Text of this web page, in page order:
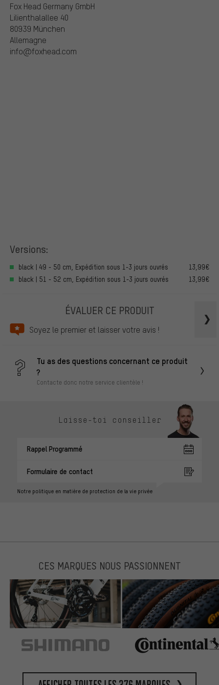
Fox Head Germany GmbH
Lilienthalallee 40
80939 München
Allemagne
info@foxhead.com
Versions:
black | 49 - 50 cm, Expédition sous 1-3 jours ouvrés
13,99€
black | 51 - 52 cm, Expédition sous 1-3 jours ouvrés
13,99€
ÉVALUER CE PRODUIT
Soyez le premier et laisser votre avis !
Tu as des questions concernant ce produit
?
Contacte donc notre service clientèle !
Laisse-toi conseiller
Rappel Programmé
Formulaire de contact
Notre politique en matière de protection de la vie privée
CES MARQUES NOUS PASSIONNENT